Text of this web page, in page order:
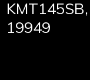
KMT145SB,
19949